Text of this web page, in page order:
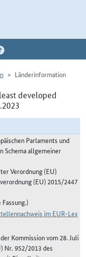
Länderinformation
developed
Parlaments und
Schema allgemeiner
Verordnung (EU)
(EU) 2015/2447
im EUR-Lex
Kommission vom 28. Juli
Nr. 952/2013 des